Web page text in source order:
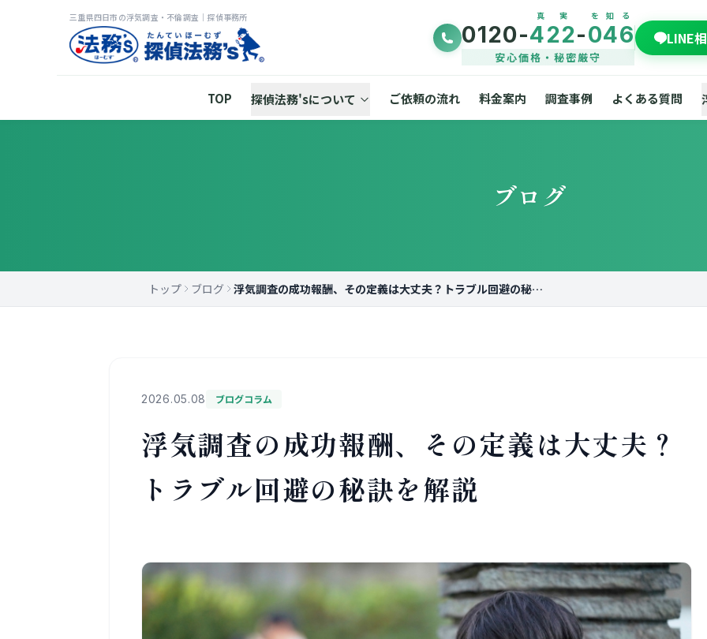
三重県四日市の浮気調査・不倫調査｜探偵事務所
0120-422
真実
-046
を知る
安心価格・秘密厳守
LINE
TOP 探偵法務'sについて ご依頼の流れ 料金案内 調査事例 よくある質問
ブログ
トップ ブログ 浮気調査の成功報酬、その定義は大丈夫？トラブル回避の秘訣を解説
2026.05.08 ブログコラム
浮気調査の成功報酬、その定義は大丈夫？
トラブル回避の秘訣を解説